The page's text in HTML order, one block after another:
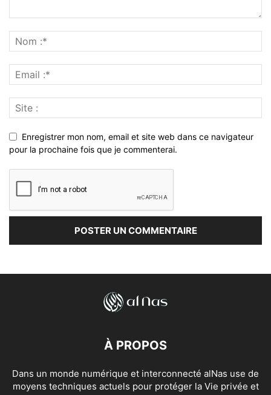
Enregistrer mon nom, email et site web dans ce navigateur
pour la prochaine fois que je commenterai.
À PROPOS
Dans un monde numérique et interconnecté alNas use de
moyens techniques actuels pour protéger la Vie privée et